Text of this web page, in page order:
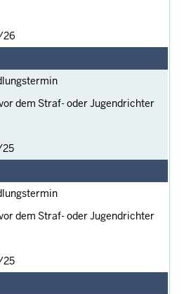
26
dem Straf- oder Jugendrichter
25
dem Straf- oder Jugendrichter
25